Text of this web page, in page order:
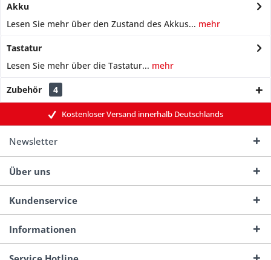
Akku
Lesen Sie mehr über den Zustand des Akkus... mehr
Tastatur
Lesen Sie mehr über die Tastatur... mehr
Zubehör 4
Kostenloser Versand innerhalb Deutschlands
Newsletter
Über uns
Kundenservice
Informationen